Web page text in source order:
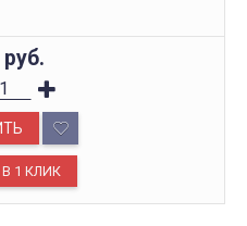
руб.